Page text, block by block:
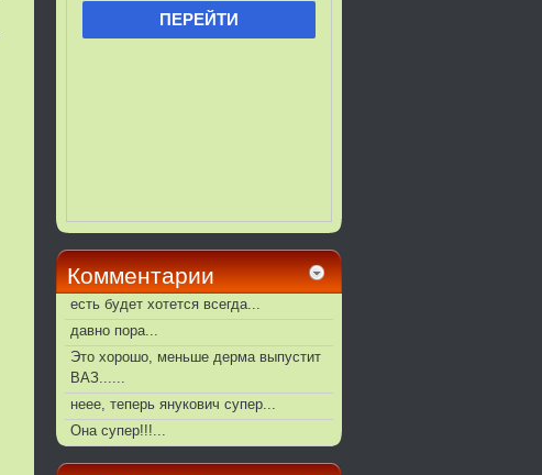
Комментарии
есть будет хотется всегда...
давно пора...
Это хорошо, меньше дерма выпустит
ВАЗ......
неее, теперь янукович супер...
Она супер!!!...